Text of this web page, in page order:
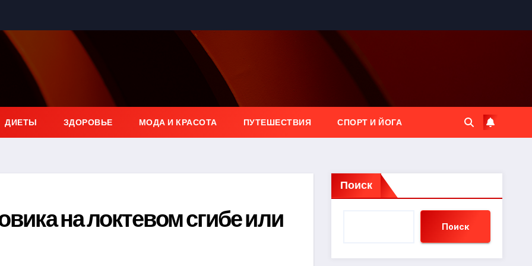
ДИЕТЫ ЗДОРОВЬЕ МОДА И КРАСОТА ПУТЕШЕСТВИЯ СПОРТ И ЙОГА
на локтевом сгибе или
Поиск
Поиск